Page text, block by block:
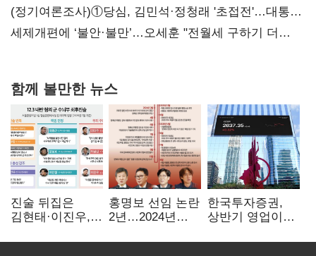
(정기여론조사)①당심, 김민석·정청래 '초접전'…대통령
지지도 '50% 아래로'(종합)
세제개편에 ‘불안·불만’…오세훈 "전월세 구하기 더
함께 볼만한 뉴스
진술 뒤집은
김현태·이진우,
헌신"…법정서
홍명보 선임 논란
2년…2024년
압색까지
한국투자증권,
상반기 영업이익
전년비 89.1%↑